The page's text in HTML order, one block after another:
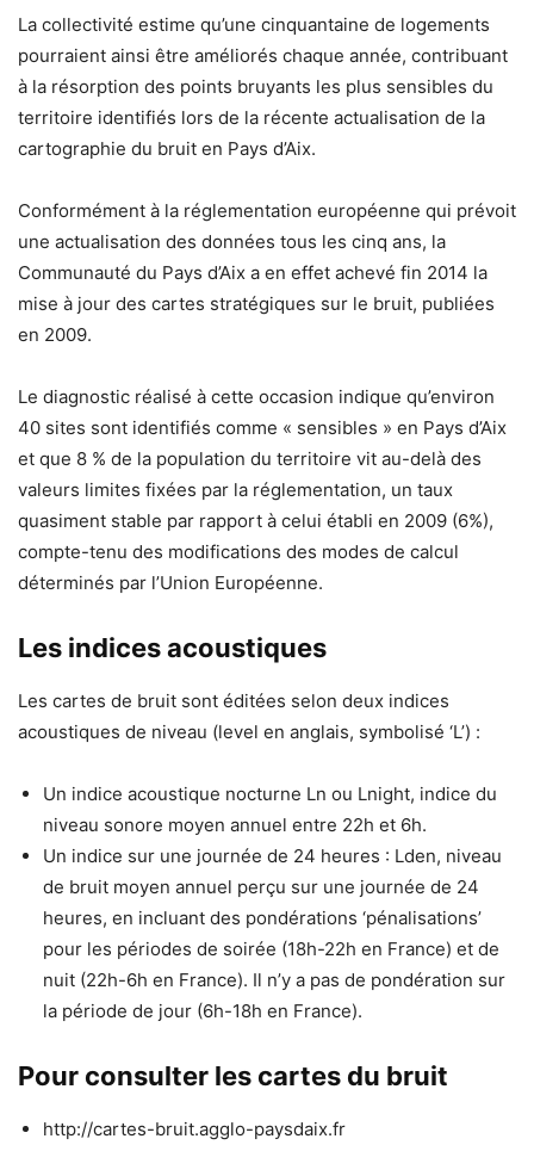
La collectivité estime qu’une cinquantaine de logements
pourraient ainsi être améliorés chaque année, contribuant
à la résorption des points bruyants les plus sensibles du
territoire identifiés lors de la récente actualisation de la
cartographie du bruit en Pays d’Aix.
Conformément à la réglementation européenne qui prévoit
une actualisation des données tous les cinq ans, la
Communauté du Pays d’Aix a en effet achevé fin 2014 la
mise à jour des cartes stratégiques sur le bruit, publiées
en 2009.
Le diagnostic réalisé à cette occasion indique qu’environ
40 sites sont identifiés comme « sensibles » en Pays d’Aix
et que 8 % de la population du territoire vit au-delà des
valeurs limites fixées par la réglementation, un taux
quasiment stable par rapport à celui établi en 2009 (6%),
compte-tenu des modifications des modes de calcul
déterminés par l’Union Européenne.
Les indices acoustiques
Les cartes de bruit sont éditées selon deux indices
acoustiques de niveau (level en anglais, symbolisé ‘L’) :
Un indice acoustique nocturne Ln ou Lnight, indice du
niveau sonore moyen annuel entre 22h et 6h.
Un indice sur une journée de 24 heures : Lden, niveau
de bruit moyen annuel perçu sur une journée de 24
heures, en incluant des pondérations ‘pénalisations’
pour les périodes de soirée (18h-22h en France) et de
nuit (22h-6h en France). Il n’y a pas de pondération sur
la période de jour (6h-18h en France).
Pour consulter les cartes du bruit
http://cartes-bruit.agglo-paysdaix.fr